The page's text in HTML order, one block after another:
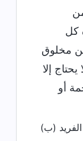
كل
مخلوق
إلا
أو